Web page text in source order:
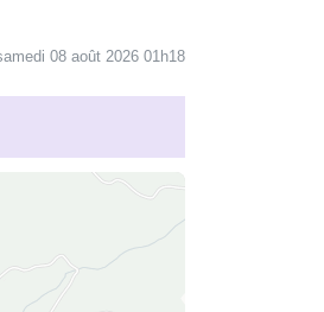
08 août 2026 01h18